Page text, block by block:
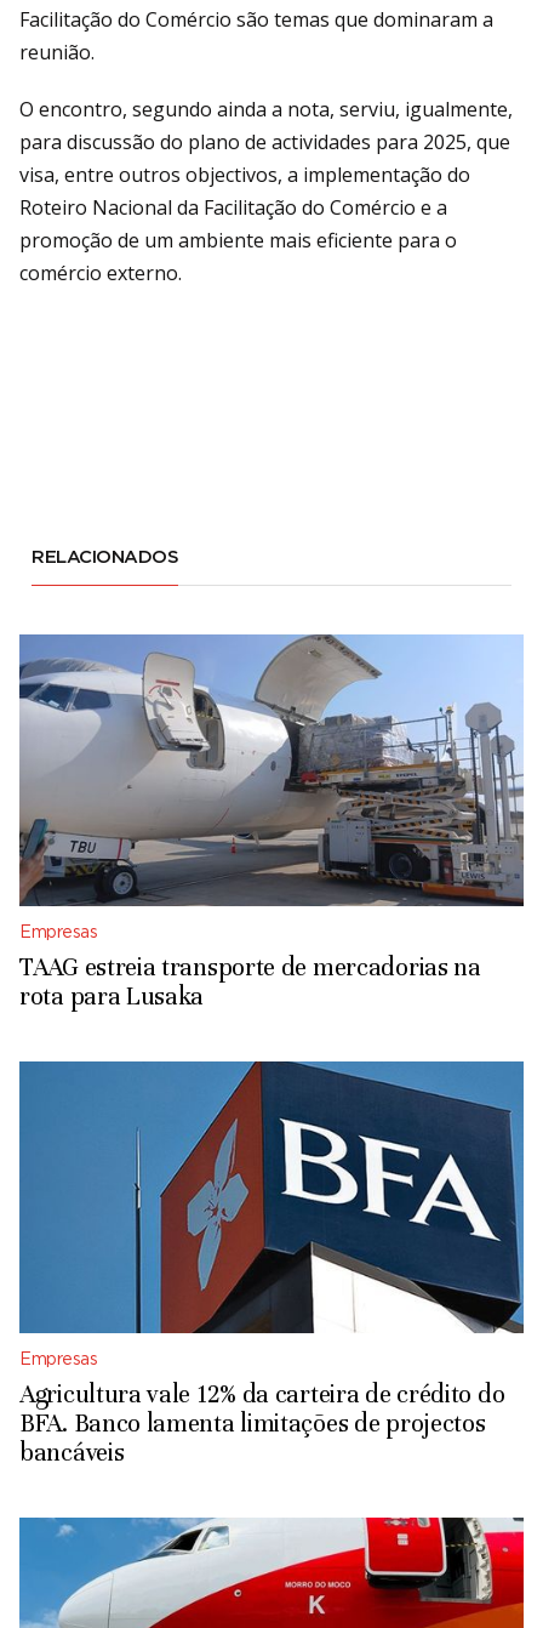
Facilitação do Comércio são temas que dominaram a
reunião.
O encontro, segundo ainda a nota, serviu, igualmente,
para discussão do plano de actividades para 2025, que
visa, entre outros objectivos, a implementação do
Roteiro Nacional da Facilitação do Comércio e a
promoção de um ambiente mais eficiente para o
comércio externo.
RELACIONADOS
Empresas
TAAG estreia transporte de mercadorias na
rota para Lusaka
Empresas
Agricultura vale 12% da carteira de crédito do
BFA. Banco lamenta limitações de projectos
bancáveis